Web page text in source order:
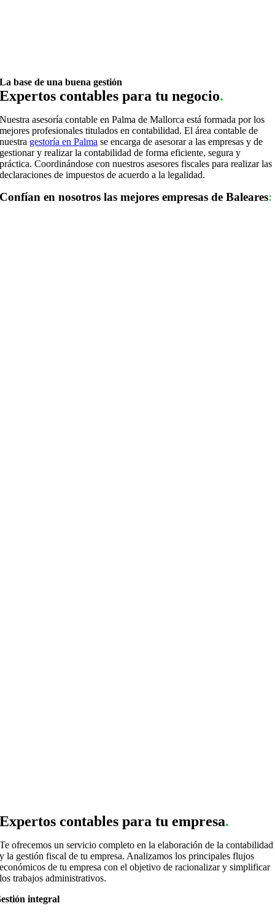
La base de una buena gestión
Expertos contables para tu negocio.
Nuestra asesoría contable en Palma de Mallorca está formada por los
mejores profesionales titulados en contabilidad. El área contable de
nuestra gestoría en Palma se encarga de asesorar a las empresas y de
gestionar y realizar la contabilidad de forma eficiente, segura y
práctica. Coordinándose con nuestros asesores fiscales para realizar las
declaraciones de impuestos de acuerdo a la legalidad.
Confían en nosotros las mejores empresas de Baleares:
Expertos contables para tu empresa.
Te ofrecemos un servicio completo en la elaboración de la contabilidad
y la gestión fiscal de tu empresa. Analizamos los principales flujos
económicos de tu empresa con el objetivo de racionalizar y simplificar
los trabajos administrativos.
integral